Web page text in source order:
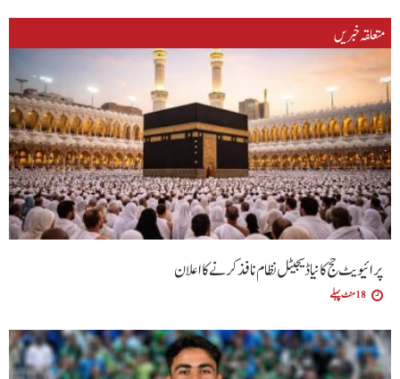
متعلقہ خبریں
پرائیویٹ حج کا نیا ڈیجیٹل نظام نافذ کرنے کا اعلان
18 منٹ پہلے